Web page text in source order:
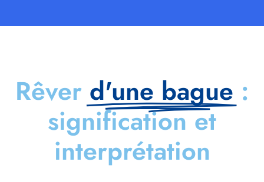
Rêver d'une bague :
signification et
interprétation